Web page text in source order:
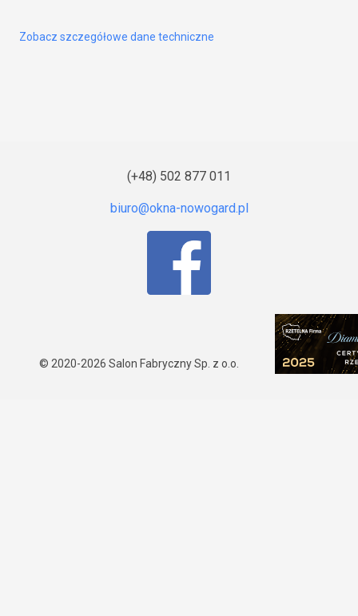
Zobacz szczegółowe dane techniczne
(+48) 502 877 011
© 2020-2026 Salon Fabryczny Sp. z o.o.